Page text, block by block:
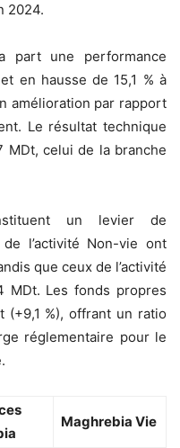
2024.
part une performance
en hausse de 15,1 % à
amélioration par rapport
Le résultat technique
MDt, celui de la branche
un levier de
l’activité Non-vie ont
que ceux de l’activité
Les fonds propres
(+9,1 %), offrant un ratio
réglementaire pour le
Maghrebia Vie